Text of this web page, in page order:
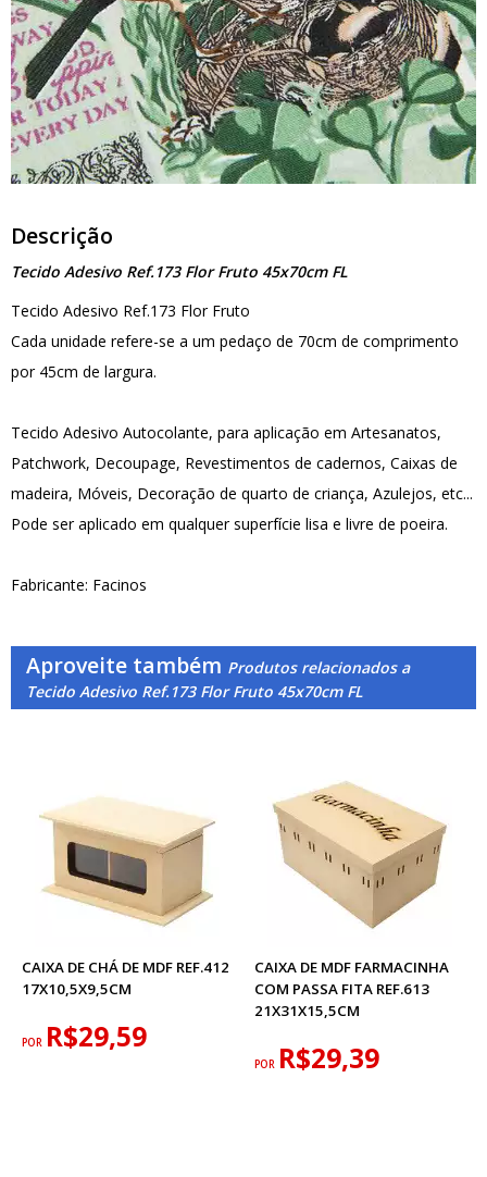
Descrição
Tecido Adesivo Ref.173 Flor Fruto 45x70cm FL
Tecido Adesivo Ref.173 Flor Fruto
Cada unidade refere-se a um pedaço de 70cm de comprimento
por 45cm de largura.
Tecido Adesivo Autocolante, para aplicação em Artesanatos,
Patchwork, Decoupage, Revestimentos de cadernos, Caixas de
madeira, Móveis, Decoração de quarto de criança, Azulejos, etc...
Pode ser aplicado em qualquer superfície lisa e livre de poeira.
Fabricante: Facinos
Aproveite também Produtos relacionados a
Tecido Adesivo Ref.173 Flor Fruto 45x70cm FL
CAIXA DE CHÁ DE MDF REF.412
17X10,5X9,5CM
POR R$29,59
CAIXA DE MDF FARMACINHA
COM PASSA FITA REF.613
21X31X15,5CM
POR R$29,39